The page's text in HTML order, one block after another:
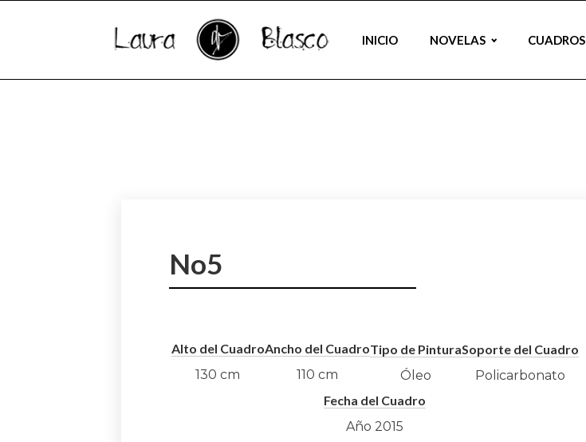
INICIO NOVELAS CUADROS
No5
Alto del Cuadro
130 cm
Ancho del Cuadro
110 cm
Tipo de Pintura
Óleo
Soporte del Cuadro
Policarbonato
Fecha del Cuadro
Año 2015